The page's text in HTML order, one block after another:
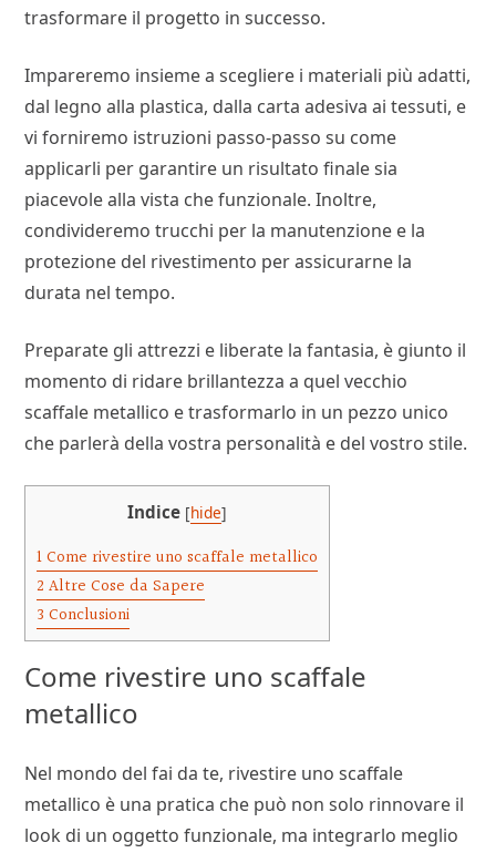
trasformare il progetto in successo.
Impareremo insieme a scegliere i materiali più adatti,
dal legno alla plastica, dalla carta adesiva ai tessuti, e
vi forniremo istruzioni passo-passo su come
applicarli per garantire un risultato finale sia
piacevole alla vista che funzionale. Inoltre,
condivideremo trucchi per la manutenzione e la
protezione del rivestimento per assicurarne la
durata nel tempo.
Preparate gli attrezzi e liberate la fantasia, è giunto il
momento di ridare brillantezza a quel vecchio
scaffale metallico e trasformarlo in un pezzo unico
che parlerà della vostra personalità e del vostro stile.
Indice [hide]
1Come rivestire uno scaffale metallico
2 Altre Cose da Sapere
3 Conclusioni
Come rivestire uno scaffale
metallico
Nel mondo del fai da te, rivestire uno scaffale
metallico è una pratica che può non solo rinnovare il
look di un oggetto funzionale, ma integrarlo meglio